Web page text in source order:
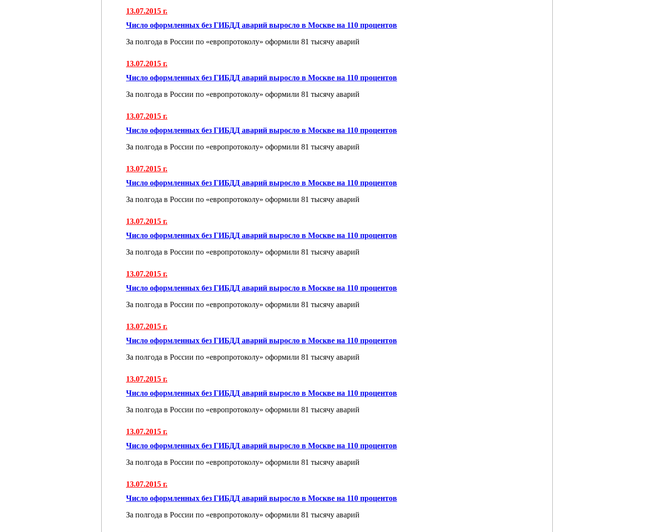
13.07.2015 г.
Число оформленных без ГИБДД аварий выросло в Москве на 110 процентов
За полгода в России по «европротоколу» оформили 81 тысячу аварий
13.07.2015 г.
Число оформленных без ГИБДД аварий выросло в Москве на 110 процентов
За полгода в России по «европротоколу» оформили 81 тысячу аварий
13.07.2015 г.
Число оформленных без ГИБДД аварий выросло в Москве на 110 процентов
За полгода в России по «европротоколу» оформили 81 тысячу аварий
13.07.2015 г.
Число оформленных без ГИБДД аварий выросло в Москве на 110 процентов
За полгода в России по «европротоколу» оформили 81 тысячу аварий
13.07.2015 г.
Число оформленных без ГИБДД аварий выросло в Москве на 110 процентов
За полгода в России по «европротоколу» оформили 81 тысячу аварий
13.07.2015 г.
Число оформленных без ГИБДД аварий выросло в Москве на 110 процентов
За полгода в России по «европротоколу» оформили 81 тысячу аварий
13.07.2015 г.
Число оформленных без ГИБДД аварий выросло в Москве на 110 процентов
За полгода в России по «европротоколу» оформили 81 тысячу аварий
13.07.2015 г.
Число оформленных без ГИБДД аварий выросло в Москве на 110 процентов
За полгода в России по «европротоколу» оформили 81 тысячу аварий
13.07.2015 г.
Число оформленных без ГИБДД аварий выросло в Москве на 110 процентов
За полгода в России по «европротоколу» оформили 81 тысячу аварий
13.07.2015 г.
Число оформленных без ГИБДД аварий выросло в Москве на 110 процентов
За полгода в России по «европротоколу» оформили 81 тысячу аварий